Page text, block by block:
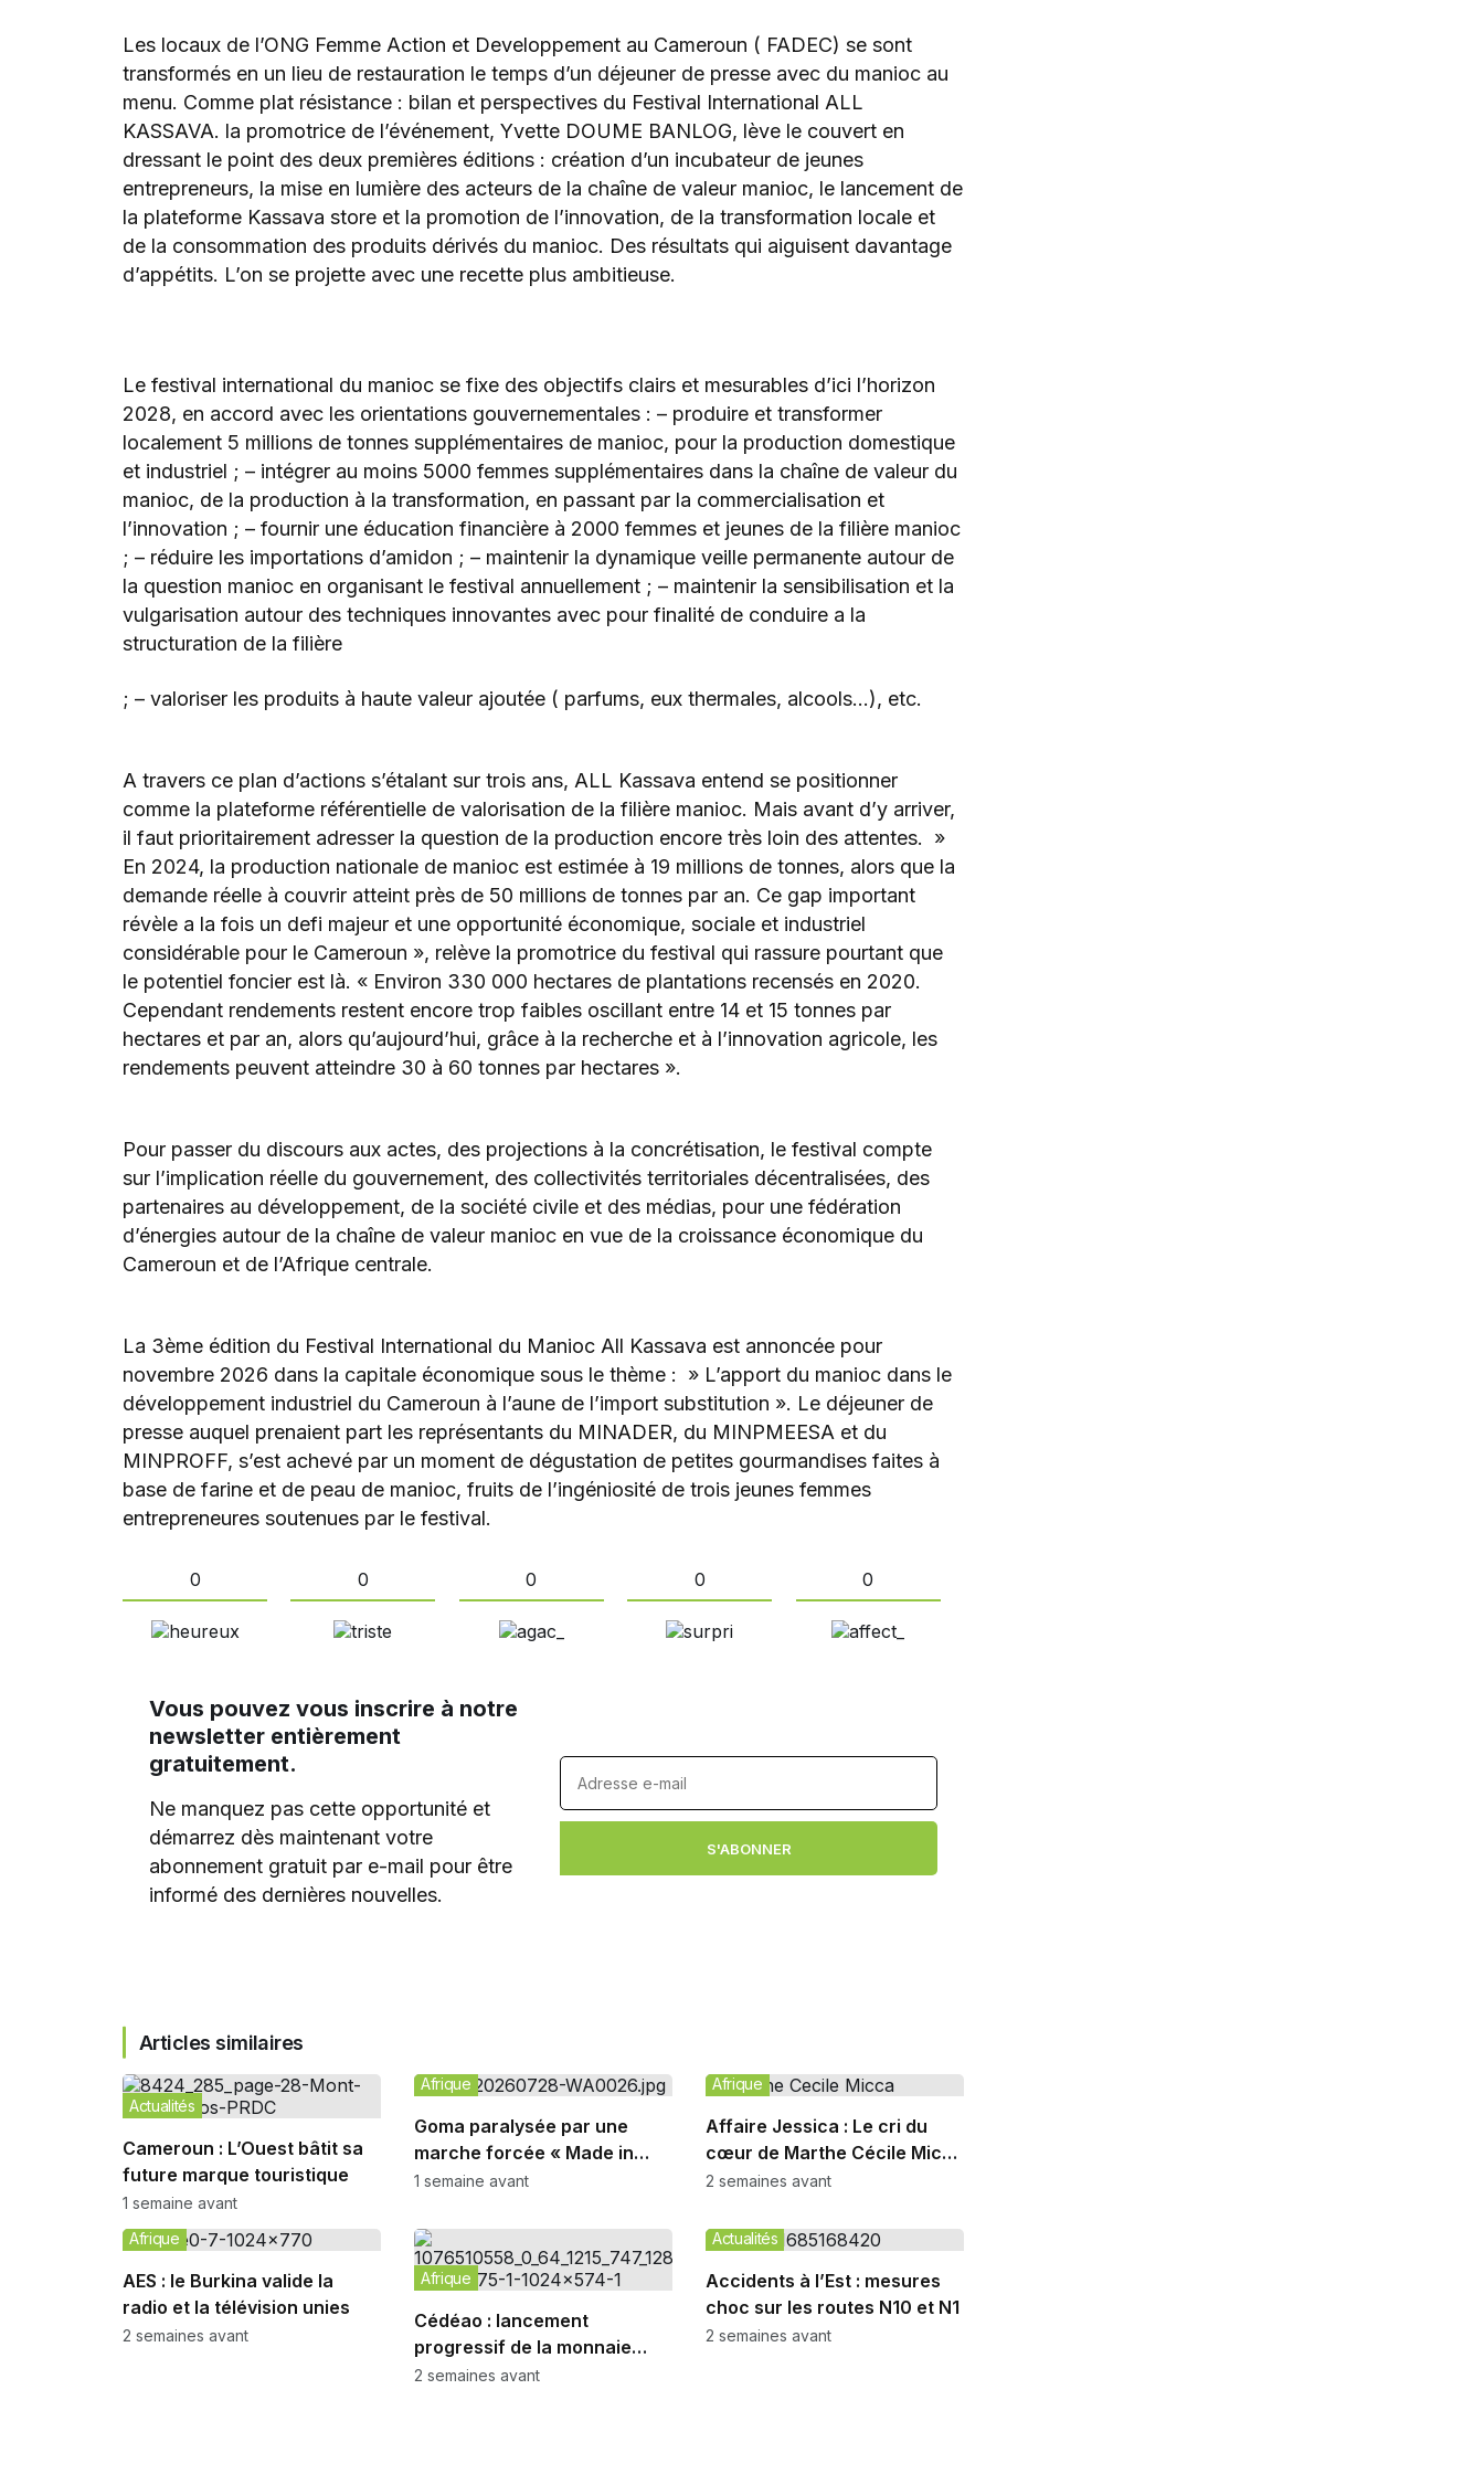
Les locaux de l’ONG Femme Action et Developpement au Cameroun ( FADEC) se sont
transformés en un lieu de restauration le temps d’un déjeuner de presse avec du manioc au
menu. Comme plat résistance : bilan et perspectives du Festival International ALL
KASSAVA. la promotrice de l’événement, Yvette DOUME BANLOG, lève le couvert en
dressant le point des deux premières éditions : création d’un incubateur de jeunes
entrepreneurs, la mise en lumière des acteurs de la chaîne de valeur manioc, le lancement de
la plateforme Kassava store et la promotion de l’innovation, de la transformation locale et
de la consommation des produits dérivés du manioc. Des résultats qui aiguisent davantage
d’appétits. L’on se projette avec une recette plus ambitieuse.
Le festival international du manioc se fixe des objectifs clairs et mesurables d’ici l’horizon
2028, en accord avec les orientations gouvernementales : – produire et transformer
localement 5 millions de tonnes supplémentaires de manioc, pour la production domestique
et industriel ; – intégrer au moins 5000 femmes supplémentaires dans la chaîne de valeur du
manioc, de la production à la transformation, en passant par la commercialisation et
l’innovation ; – fournir une éducation financière à 2000 femmes et jeunes de la filière manioc
; – réduire les importations d’amidon ; – maintenir la dynamique veille permanente autour de
la question manioc en organisant le festival annuellement ; – maintenir la sensibilisation et la
vulgarisation autour des techniques innovantes avec pour finalité de conduire a la
structuration de la filière
; – valoriser les produits à haute valeur ajoutée ( parfums, eux thermales, alcools…), etc.
A travers ce plan d’actions s’étalant sur trois ans, ALL Kassava entend se positionner
comme la plateforme référentielle de valorisation de la filière manioc. Mais avant d’y arriver,
il faut prioritairement adresser la question de la production encore très loin des attentes. »
En 2024, la production nationale de manioc est estimée à 19 millions de tonnes, alors que la
demande réelle à couvrir atteint près de 50 millions de tonnes par an. Ce gap important
révèle a la fois un defi majeur et une opportunité économique, sociale et industriel
considérable pour le Cameroun », relève la promotrice du festival qui rassure pourtant que
le potentiel foncier est là. « Environ 330 000 hectares de plantations recensés en 2020.
Cependant rendements restent encore trop faibles oscillant entre 14 et 15 tonnes par
hectares et par an, alors qu’aujourd’hui, grâce à la recherche et à l’innovation agricole, les
rendements peuvent atteindre 30 à 60 tonnes par hectares ».
Pour passer du discours aux actes, des projections à la concrétisation, le festival compte
sur l’implication réelle du gouvernement, des collectivités territoriales décentralisées, des
partenaires au développement, de la société civile et des médias, pour une fédération
d’énergies autour de la chaîne de valeur manioc en vue de la croissance économique du
Cameroun et de l’Afrique centrale.
La 3ème édition du Festival International du Manioc All Kassava est annoncée pour
novembre 2026 dans la capitale économique sous le thème : » L’apport du manioc dans le
développement industriel du Cameroun à l’aune de l’import substitution ». Le déjeuner de
presse auquel prenaient part les représentants du MINADER, du MINPMEESA et du
MINPROFF, s’est achevé par un moment de dégustation de petites gourmandises faites à
base de farine et de peau de manioc, fruits de l’ingéniosité de trois jeunes femmes
entrepreneures soutenues par le festival.
0 0 0 0 0
Vous pouvez vous inscrire à notre
newsletter entièrement
gratuitement.
Ne manquez pas cette opportunité et
démarrez dès maintenant votre
abonnement gratuit par e-mail pour être
informé des dernières nouvelles.
S'ABONNER
Articles similaires
Cameroun : L’Ouest bâtit sa
future marque touristique
Actualités
1 semaine avant
Goma paralysée par une
marche forcée « Made in
Rwanda »
Afrique
1 semaine avant
Affaire Jessica : Le cri du
cœur de Marthe Cécile Micca
contre la marchandisation de
Afrique
2 semaines avant
AES : le Burkina valide la
radio et la télévision unies
Afrique
2 semaines avant
Cédéao : lancement
progressif de la monnaie
ECO en 2027
Afrique
2 semaines avant
Accidents à l’Est : mesures
choc sur les routes N10 et N1
Actualités
2 semaines avant